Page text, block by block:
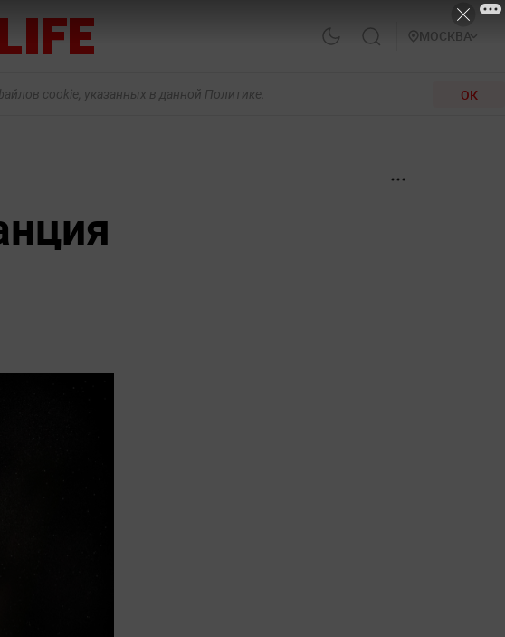
МОСКВА
cookie, указанных в данной Политике. ОК